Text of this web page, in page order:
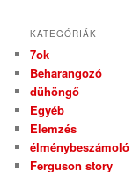
KATEGÓRIÁK
7ok
Beharangozó
dühöngő
Egyéb
Elemzés
élménybeszámoló
Ferguson story